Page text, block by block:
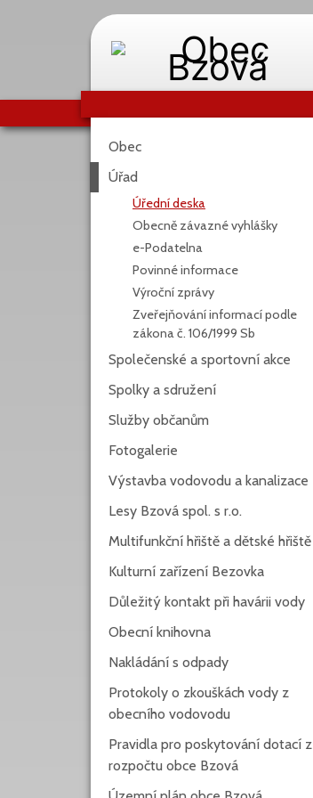
Obec
Úřad
Úřední deska
Obecně závazné vyhlášky
e-Podatelna
Povinné informace
Výroční zprávy
Zveřejňování informací podle
zákona č. 106/1999 Sb
Společenské a sportovní akce
Spolky a sdružení
Služby občanům
Fotogalerie
Výstavba vodovodu a kanalizace
Lesy Bzová spol. s r.o.
Multifunkční hřiště a dětské hřiště
Kulturní zařízení Bezovka
Důležitý kontakt při havárii vody
Obecní knihovna
Nakládání s odpady
Protokoly o zkouškách vody z
obecního vodovodu
Pravidla pro poskytování dotací z
rozpočtu obce Bzová